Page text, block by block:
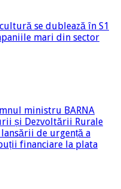
se dublează în S1
mari din sector
ministru BARNA
și Dezvoltării Rurale
de urgență a
financiare la plata